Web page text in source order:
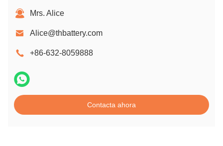
Mrs. Alice
Alice@thbattery.com
+86-632-8059888
Contacta ahora